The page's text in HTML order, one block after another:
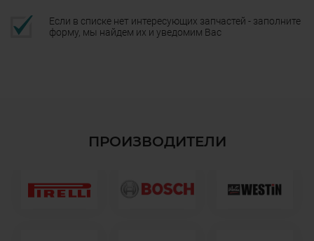
Если в списке нет интересующих запчастей - заполните
форму, мы найдем их и уведомим Вас
ПРОИЗВОДИТЕЛИ